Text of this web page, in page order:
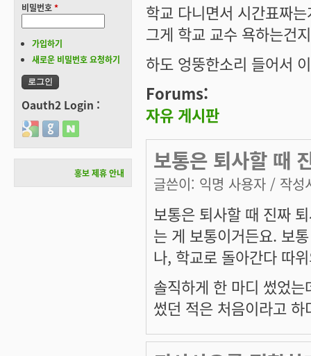
학교 다니면서 시간표짜
그게 학교 교수 욕하는건
하도 엉뚱한소리 들어서
Forums:
자유 게시판
보통은 퇴사할 때
글쓴이: 익명 사용자 / 작성
보통은 퇴사할 때 진짜
는 게 보통이거든요. 보
나, 학교로 돌아간다 따
솔직하게 한 마디 썼었
썼던 적은 처음이라고 하
비밀번호*
가입하기
새로운 비밀번호 요청하기
Oauth2 Login :
Login with Google
Login with GitHub
Login with Naver
홍보 제휴 안내